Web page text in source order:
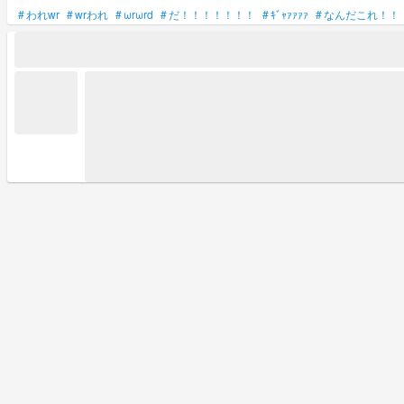
#われwr #wrわれ #ωrωrd #だ！！！！！！！ #ｷﾞｬｧｧｧｧ #なんだこれ！！